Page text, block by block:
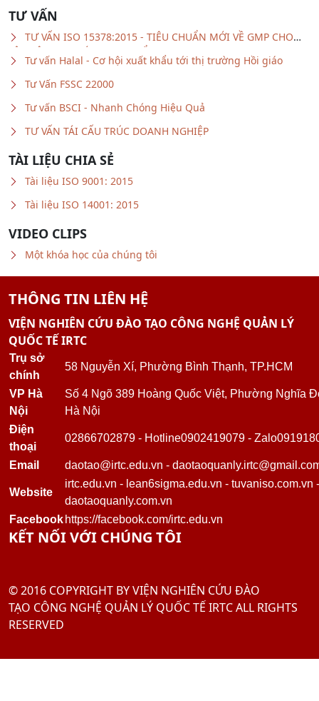
TƯ VẤN
TƯ VẤN ISO 15378:2015 - TIÊU CHUẨN MỚI VỀ GMP CHO
VẬT LIỆU BAO GÓI DƯỢC PHẨM
Tư vấn Halal - Cơ hội xuất khẩu tới thị trường Hồi giáo
Tư Vấn FSSC 22000
Tư vấn BSCI - Nhanh Chóng Hiệu Quả
TƯ VẤN TÁI CẤU TRÚC DOANH NGHIỆP
TÀI LIỆU CHIA SẺ
Tài liệu ISO 9001: 2015
Tài liệu ISO 14001: 2015
VIDEO CLIPS
Một khóa học của chúng tôi
THÔNG TIN LIÊN HỆ
VIỆN NGHIÊN CỨU ĐÀO TẠO CÔNG NGHỆ QUẢN LÝ
QUỐC TẾ IRTC
Trụ sở
chính
58 Nguyễn Xí, Phường Bình Thạnh, TP.HCM
VP Hà
Nội
Số 4 Ngõ 389 Hoàng Quốc Việt, Phường Nghĩa
Hà Nội
Điện
thoại
02866702879 - Hotline0902419079 - Zalo
Email daotao@irtc.edu.vn -
Website
irtc.edu.vn - lean6sigma.edu.vn - tuvaniso.com.vn -
daotaoquanly.com.vn
Facebook https://facebook.com/irtc.edu.vn
KẾT NỐI VỚI CHÚNG TÔI
© 2016 COPYRIGHT BY VIỆN NGHIÊN CỨU ĐÀO
TẠO CÔNG NGHỆ QUẢN LÝ QUỐC TẾ IRTC ALL RIGHTS
RESERVED